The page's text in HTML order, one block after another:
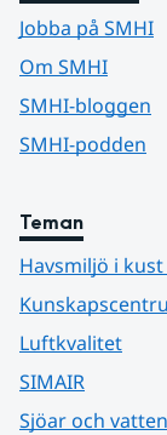
Jobba på SMHI
Om SMHI
SMHI-bloggen
SMHI-podden
Teman
Havsmiljö i
Luftkvalitet
SIMAIR
Sjöar och